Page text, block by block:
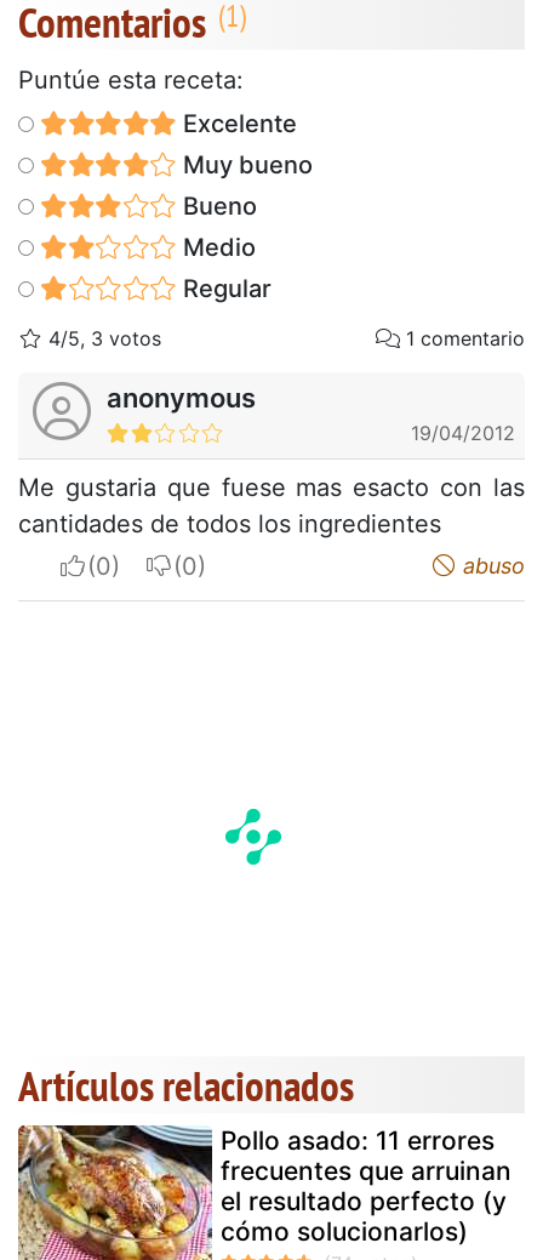
Comentarios
Puntúe esta receta:
Excelente
Muy bueno
Bueno
Medio
Regular
4/5, 3 votos 1 comentario
anonymous
19/04/2012
Me gustaria que fuese mas esacto con las
cantidades de todos los ingredientes
I apreciateI do not appreciate abuso
Artículos relacionados
Pollo asado: 11 errores
frecuentes que arruinan
el resultado perfecto (y
cómo solucionarlos)